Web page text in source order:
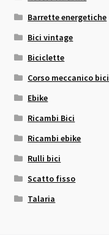
Barrette energetiche
Bici vintage
Biciclette
Corso meccanico bici
Ebike
Ricambi Bici
Ricambi ebike
Rulli bici
Scatto fisso
Talaria